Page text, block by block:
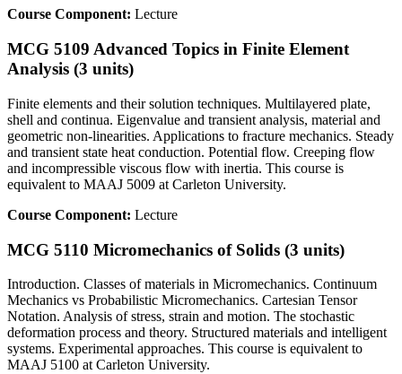
Course Component: Lecture
MCG 5109 Advanced Topics in Finite Element
Analysis (3 units)
Finite elements and their solution techniques. Multilayered plate,
shell and continua. Eigenvalue and transient analysis, material and
geometric non-linearities. Applications to fracture mechanics. Steady
and transient state heat conduction. Potential flow. Creeping flow
and incompressible viscous flow with inertia. This course is
equivalent to MAAJ 5009 at Carleton University.
Course Component: Lecture
MCG 5110 Micromechanics of Solids (3 units)
Introduction. Classes of materials in Micromechanics. Continuum
Mechanics vs Probabilistic Micromechanics. Cartesian Tensor
Notation. Analysis of stress, strain and motion. The stochastic
deformation process and theory. Structured materials and intelligent
systems. Experimental approaches. This course is equivalent to
MAAJ 5100 at Carleton University.